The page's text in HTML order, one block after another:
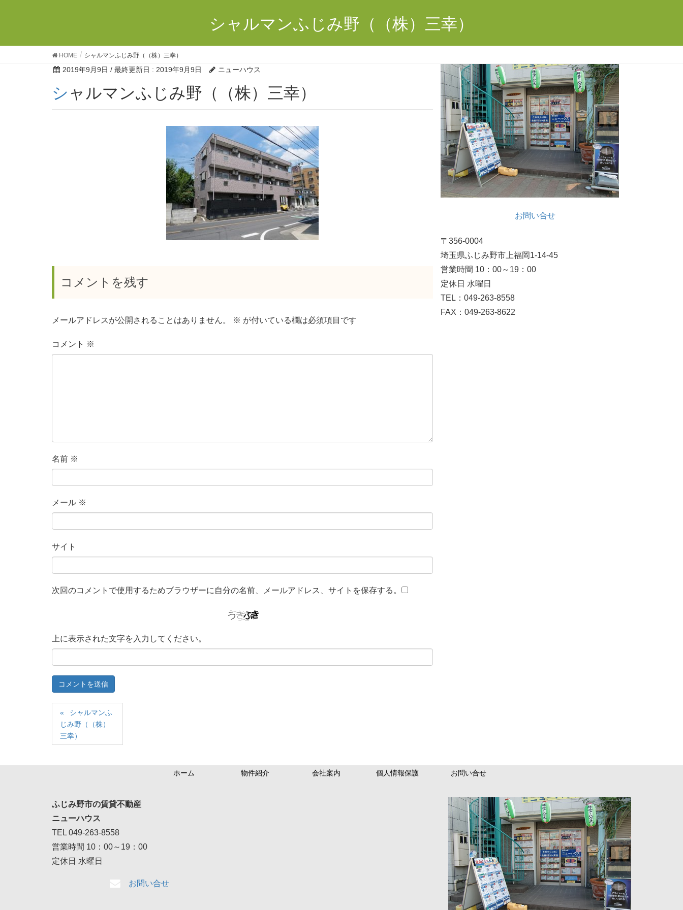
シャルマンふじみ野（（株）三幸）
HOME シャルマンふじみ野（（株）三幸）
2019年9月9日 / 最終更新日 : 2019年9月9日 ニューハウス
シャルマンふじみ野（（株）三幸）
コメントを残す
メールアドレスが公開されることはありません。 ※ が付いている欄は必須項目です
コメント ※
名前 ※
メール ※
サイト
次回のコメントで使用するためブラウザーに自分の名前、メールアドレス、サイトを保存する。
上に表示された文字を入力してください。
シャルマンふ
じみ野（（株）
三幸）
お問い合せ
〒356-0004
埼玉県ふじみ野市上福岡1-14-45
営業時間 10：00～19：00
定休日 水曜日
TEL：049-263-8558
FAX：049-263-8622
ホーム 物件紹介 会社案内 個人情報保護 お問い合せ
ふじみ野市の賃貸不動産
ニューハウス
TEL 049-263-8558
営業時間 10：00～19：00
定休日 水曜日
お問い合せ